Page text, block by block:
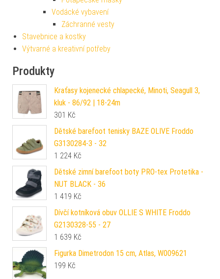
Vodácké vybavení
Záchranné vesty
Stavebnice a kostky
Výtvarné a kreativní potřeby
Produkty
Kraťasy kojenecké chlapecké, Minoti, Seagull 3,
kluk - 86/92 | 18-24m
301 Kč
Dětské barefoot tenisky BAZE OLIVE Froddo
G3130284-3 - 32
1 224 Kč
Dětské zimní barefoot boty PRO-tex Protetika -
NUT BLACK - 36
1 419 Kč
Dívčí kotníková obuv OLLIE S WHITE Froddo
G2130328-55 - 27
1 639 Kč
Figurka Dimetrodon 15 cm, Atlas, W009621
199 Kč